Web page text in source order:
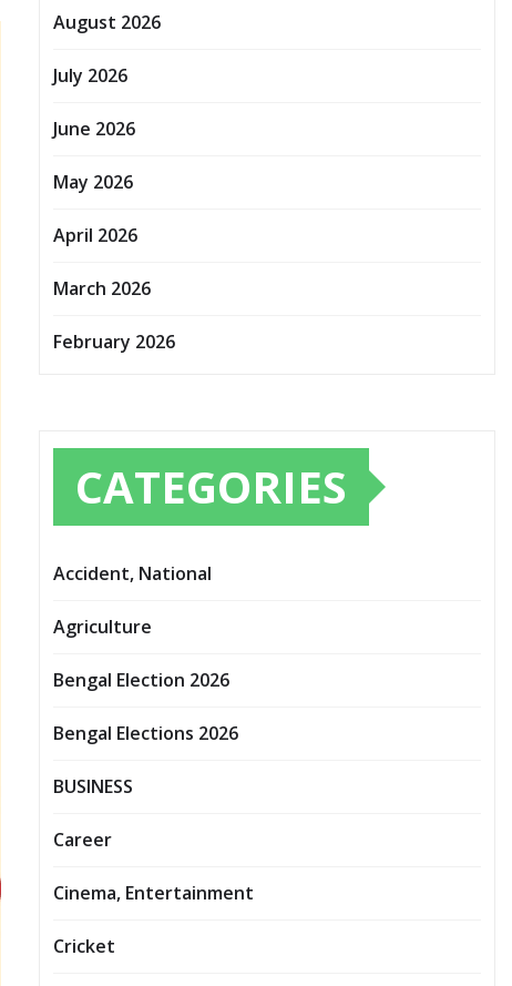
August 2026
July 2026
June 2026
May 2026
April 2026
March 2026
February 2026
CATEGORIES
Accident, National
Agriculture
Bengal Election 2026
Bengal Elections 2026
BUSINESS
Career
Cinema, Entertainment
Cricket